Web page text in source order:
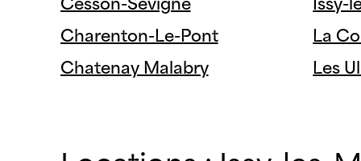
COGEDIM
Compagnie de
Phalsbourg
Charenton-Le-Pont
Chatenay Malabry
La
Les